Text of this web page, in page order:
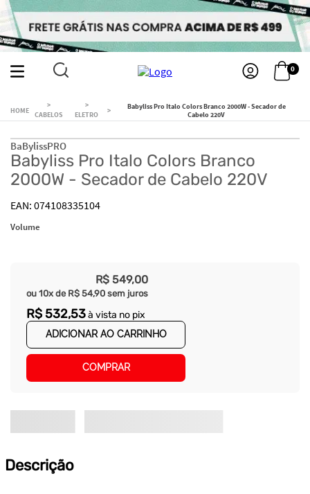
0
CABELOS ELETRO
Babyliss Pro Italo Colors Branco 2000W - Secador de
Cabelo 220V
BaBylissPRO
Babyliss Pro Italo Colors Branco
2000W - Secador de Cabelo 220V
074108335104
Volume
R$ 549,00
ou 10x de R$ 54,90 sem juros
R$532,53à vista no pix
ADICIONAR AO CARRINHO
COMPRAR
Descrição